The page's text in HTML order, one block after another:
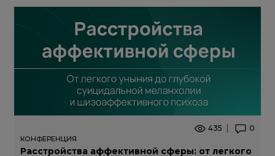
435 0
КОНФЕРЕНЦИЯ
Расстройства аффективной сферы: от легкого